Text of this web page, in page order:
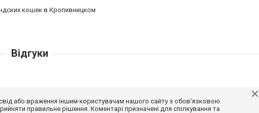
кошек в Кропивницком
Відгуки
або враження іншим користувачам нашого сайту з обов'язковою
правильне рішення. Коментарі призначені для спілкування та